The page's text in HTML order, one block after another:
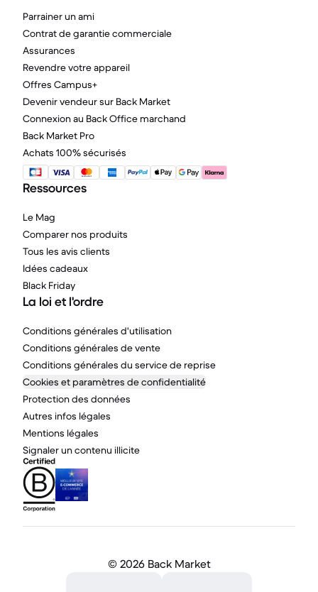
Parrainer un ami
Contrat de garantie commerciale
Assurances
Revendre votre appareil
Offres Campus+
Devenir vendeur sur Back Market
Connexion au Back Office marchand
Back Market Pro
Achats 100% sécurisés
Ressources
Le Mag
Comparer nos produits
Tous les avis clients
Idées cadeaux
Black Friday
La loi et l'ordre
Conditions générales d'utilisation
Conditions générales de vente
Conditions générales du service de reprise
Cookies et paramètres de confidentialité
Protection des données
Autres infos légales
Mentions légales
Signaler un contenu illicite
© 2026 Back Market